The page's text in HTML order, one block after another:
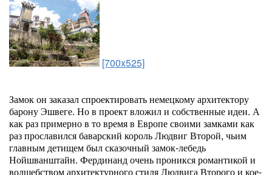
[700x525]
Замок он заказал спроектировать немецкому архитектору
барону Эшвеге. Но в проект вложил и собственные идеи. А
как раз примерно в то время в Европе своими замками как
раз прославился баварский король Людвиг Второй, чьим
главным детищем был сказочный замок-лебедь
Нойшванштайн. Фердинанд очень проникся романтикой и
волшебством архитектурного стиля Людвига Второго и кое-